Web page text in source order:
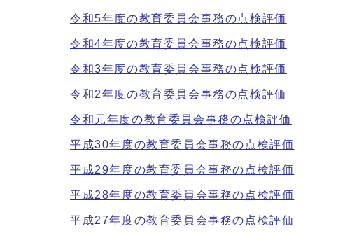
令和5年度の教育委員会事務の点検評価
令和4年度の教育委員会事務の点検評価
令和3年度の教育委員会事務の点検評価
令和2年度の教育委員会事務の点検評価
令和元年度の教育委員会事務の点検評価
平成30年度の教育委員会事務の点検評価
平成29年度の教育委員会事務の点検評価
平成28年度の教育委員会事務の点検評価
平成27年度の教育委員会事務の点検評価